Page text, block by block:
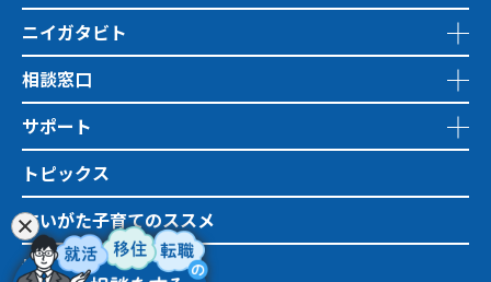
ニイガタビト
相談窓口
サポート
トピックス
にいがた子育てのススメ
地域おこし協力隊